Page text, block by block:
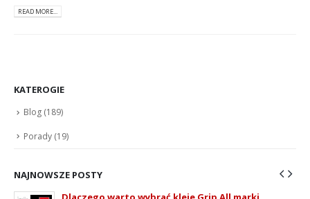
READ MORE...
KATEROGIE
Blog (189)
Porady (19)
NAJNOWSZE POSTY